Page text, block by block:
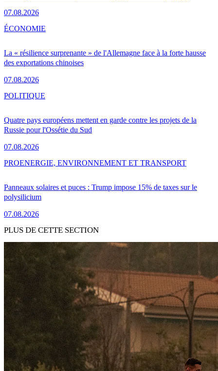
07.08.2026
La « résilience surprenante » de l'Allemagne face à la forte hausse
des exportations chinoises
07.08.2026
ÉCONOMIE
Quatre pays européens mettent en garde contre les projets de la
Russie pour l'Ossétie du Sud
07.08.2026
POLITIQUE
Panneaux solaires et puces : Trump impose 15% de taxes sur le
polysilicium
07.08.2026
PROENERGIE, ENVIRONNEMENT ET TRANSPORT
PLUS DE CETTE SECTION